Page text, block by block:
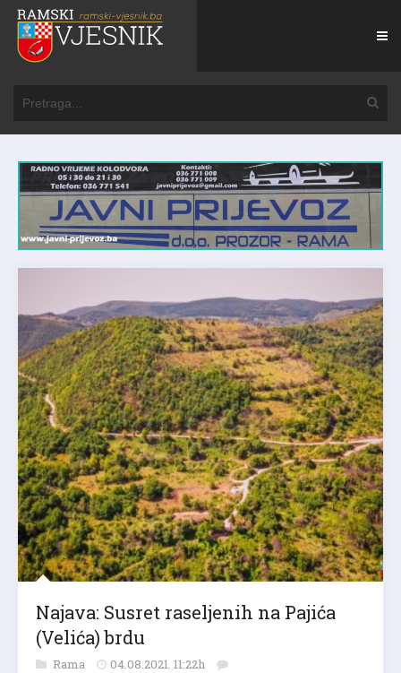
Najava: Susret raseljenih na Pajića
(Velića) brdu
Rama 04.08.2021. 11:22h